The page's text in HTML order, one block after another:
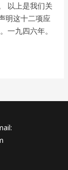
以上是我们关
明这十二项应
一九四六年。